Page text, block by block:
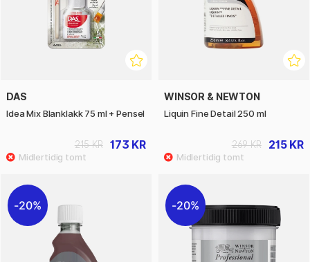
DAS
Idea Mix Blanklakk 75 ml + Pensel
173 KR
215 KR
WINSOR & NEWTON
Liquin Fine Detail 250 ml
215 KR
269 KR
20% 20%